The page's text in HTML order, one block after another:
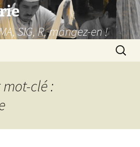
SIG, R, mangez-en !
clé :